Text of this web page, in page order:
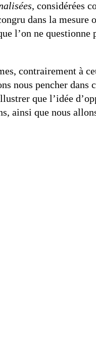
, considérées
dans la mesure
l’on ne questionne
contrairement à
nous pencher dans
que l’idée
ainsi que nous